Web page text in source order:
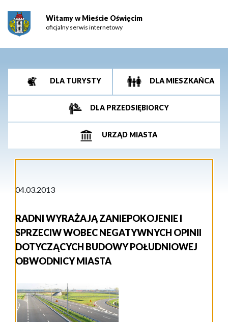
Witamy w Mieście Oświęcim
oficjalny serwis internetowy
DLA TURYSTY DLA MIESZKAŃCA
DLA PRZEDSIĘBIORCY
URZĄD MIASTA
04.03.2013
RADNI WYRAŻAJĄ ZANIEPOKOJENIE I
SPRZECIW WOBEC NEGATYWNYCH OPINII
DOTYCZĄCYCH BUDOWY POŁUDNIOWEJ
OBWODNICY MIASTA